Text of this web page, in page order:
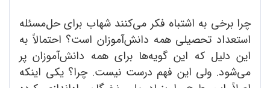
چرا برخی به اشتباه فکر می‌کنند شهاب برای حل‌مسئله
استعداد تحصیلی همه دانش‌آموزان است؟ احتمالاً به
این دلیل که این گویه‌ها برای همه دانش‌آموزان پر
می‌شود. ولی این فهم درست نیست. چرا؟ یکی اینکه